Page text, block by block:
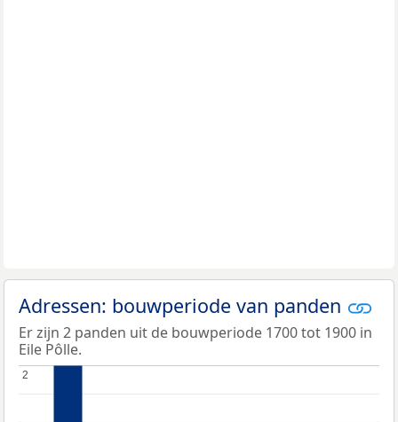
Adressen: bouwperiode van panden
Er zijn 2 panden uit de bouwperiode 1700 tot 1900 in
Eile Pôlle.
2
2